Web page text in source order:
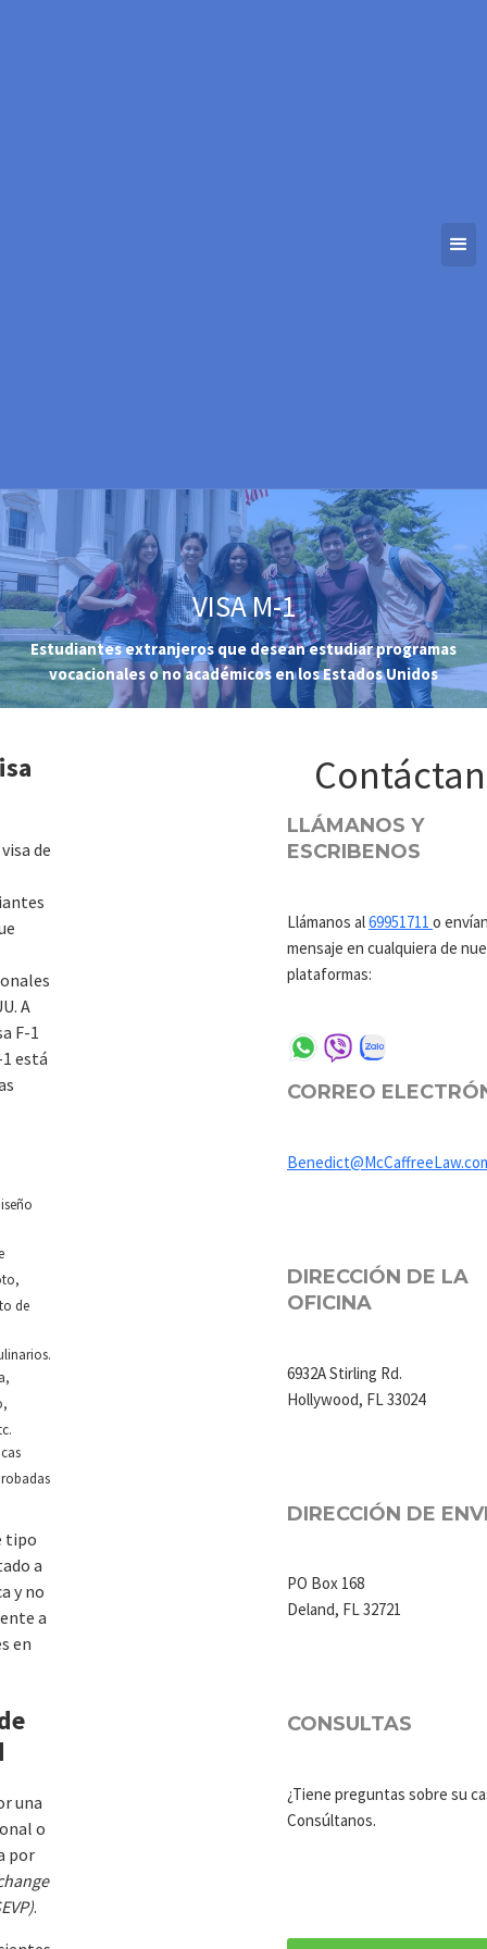
VISA M-1
Estudiantes extranjeros que desean estudiar programas
vocacionales o no académicos en los Estados Unidos
de
A
F-1
está
de
tipo
a
y no
a
en
una
o
por
.
LLÁMANOS Y
ESCRIBENOS
Llámanos al69951711 o
mensaje en cualquiera de
plataformas:
CORREO
DIRECCIÓN DE LA
OFICINA
6932A Stirling Rd.
Hollywood, FL 33024
DIRECCIÓN DE
PO Box 168
Deland, FL 32721
CONSULTAS
¿Tiene preguntas sobre su
Consúltanos.